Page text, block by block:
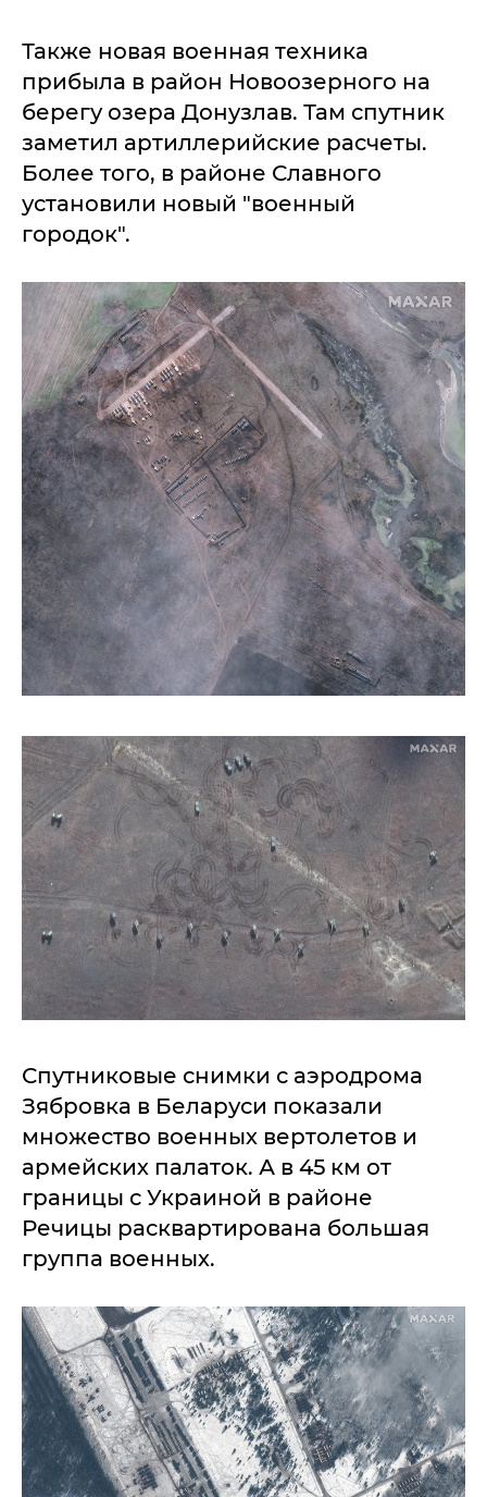
Также новая военная техника
прибыла в район Новоозерного на
берегу озера Донузлав. Там спутник
заметил артиллерийские расчеты.
Более того, в районе Славного
установили новый "военный
городок".
Спутниковые снимки с аэродрома
Зябровка в Беларуси показали
множество военных вертолетов и
армейских палаток. А в 45 км от
границы с Украиной в районе
Речицы расквартирована большая
группа военных.